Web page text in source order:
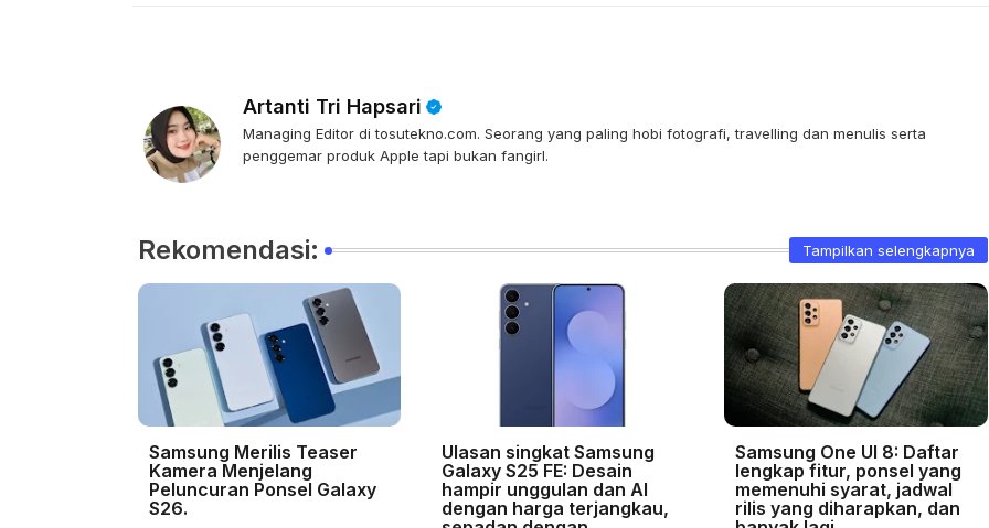
Artanti Tri Hapsari
Managing Editor di tosutekno.com. Seorang yang paling hobi fotografi, travelling dan menulis serta
penggemar produk Apple tapi bukan fangirl.
Rekomendasi: Tampilkan selengkapnya
Samsung Merilis Teaser
Kamera Menjelang
Peluncuran Ponsel Galaxy
S26.
Ulasan singkat Samsung
Galaxy S25 FE: Desain
hampir unggulan dan AI
dengan harga terjangkau,
Samsung One UI 8: Daftar
lengkap fitur, ponsel yang
memenuhi syarat, jadwal
rilis yang diharapkan, dan